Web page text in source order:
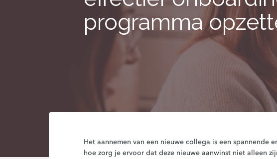
programma
Het aannemen van een nieuwe collega is een spannende
hoe zorg je ervoor dat deze nieuwe aanwinst niet alleen